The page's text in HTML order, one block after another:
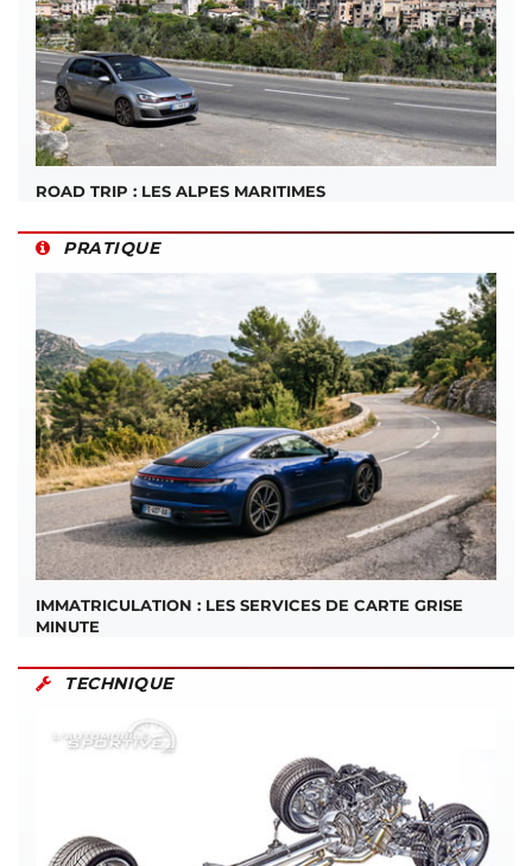
ROAD TRIP : LES ALPES MARITIMES
PRATIQUE
IMMATRICULATION : LES SERVICES DE CARTE GRISE
MINUTE
TECHNIQUE